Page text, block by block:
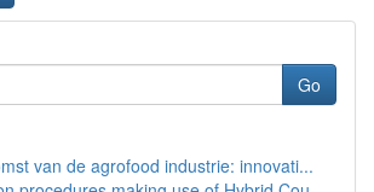
Go
van de agrofood industrie: innovati...